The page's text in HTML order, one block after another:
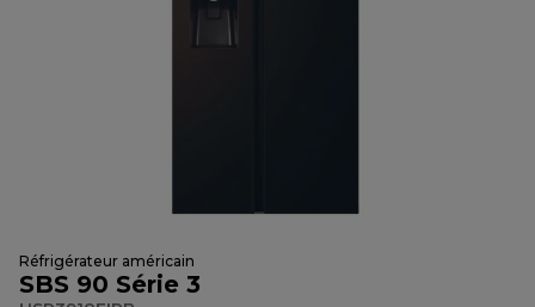
Réfrigérateur américain
SBS 90 Série 3